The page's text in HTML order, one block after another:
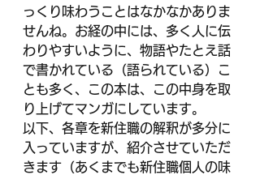
っくり味わうことはなかなかありま
せんね。お経の中には、多く人に伝
わりやすいように、物語やたとえ話
で書かれている（語られている）こ
とも多く、この本は、この中身を取
り上げてマンガにしています。
以下、各章を新住職の解釈が多分に
入っていますが、紹介させていただ
きます（あくまでも新住職個人の味